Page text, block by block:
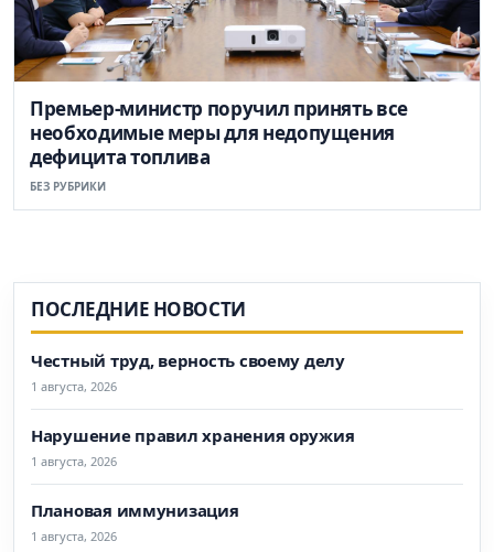
Премьер-министр поручил принять все
необходимые меры для недопущения
дефицита топлива
БЕЗ РУБРИКИ
ПОСЛЕДНИЕ НОВОСТИ
Честный труд, верность своему делу
1 августа, 2026
Нарушение правил хранения оружия
1 августа, 2026
Плановая иммунизация
1 августа, 2026